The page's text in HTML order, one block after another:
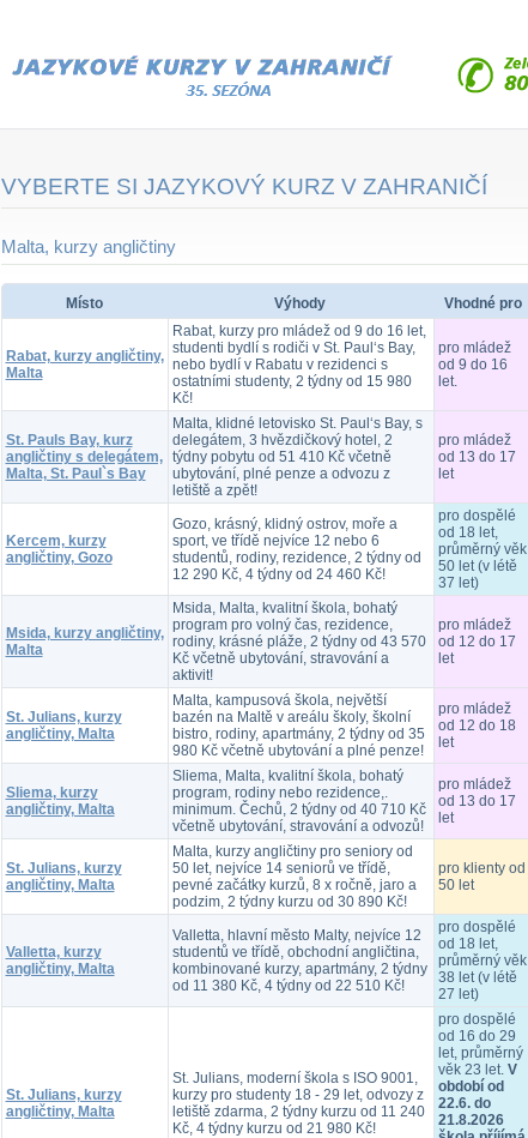
VYBERTE SI JAZYKOVÝ KURZ V ZAHRANIČÍ
Malta, kurzy angličtiny
Místo Výhody Vhodné pro
Rabat, kurzy angličtiny,
Malta
Rabat, kurzy pro mládež od 9 do 16 let,
studenti bydlí s rodiči v St. Paul‘s Bay,
nebo bydlí v Rabatu v rezidenci s
ostatními studenty, 2 týdny od 15 980
Kč!
pro mládež
od 9 do 16
let.
St. Pauls Bay, kurz
angličtiny s delegátem,
Malta, St. Paul`s Bay
Malta, klidné letovisko St. Paul‘s Bay, s
delegátem, 3 hvězdičkový hotel, 2
týdny pobytu od 51 410 Kč včetně
ubytování, plné penze a odvozu z
letiště a zpět!
pro mládež
od 13 do 17
let
Kercem, kurzy
angličtiny, Gozo
Gozo, krásný, klidný ostrov, moře a
sport, ve třídě nejvíce 12 nebo 6
studentů, rodiny, rezidence, 2 týdny od
12 290 Kč, 4 týdny od 24 460 Kč!
pro dospělé
od 18 let,
průměrný věk
50 let (v létě
37 let)
Msida, kurzy angličtiny,
Malta
Msida, Malta, kvalitní škola, bohatý
program pro volný čas, rezidence,
rodiny, krásné pláže, 2 týdny od 43 570
Kč včetně ubytování, stravování a
aktivit!
pro mládež
od 12 do 17
let
St. Julians, kurzy
angličtiny, Malta
Malta, kampusová škola, největší
bazén na Maltě v areálu školy, školní
bistro, rodiny, apartmány, 2 týdny od 35
980 Kč včetně ubytování a plné penze!
pro mládež
od 12 do 18
let
Sliema, kurzy
angličtiny, Malta
Sliema, Malta, kvalitní škola, bohatý
program, rodiny nebo rezidence,.
minimum. Čechů, 2 týdny od 40 710 Kč
včetně ubytování, stravování a odvozů!
pro mládež
od 13 do 17
let
St. Julians, kurzy
angličtiny, Malta
Malta, kurzy angličtiny pro seniory od
50 let, nejvíce 14 seniorů ve třídě,
pevné začátky kurzů, 8 x ročně, jaro a
podzim, 2 týdny kurzu od 30 890 Kč!
pro klienty od
50 let
Valletta, kurzy
angličtiny, Malta
Valletta, hlavní město Malty, nejvíce 12
studentů ve třídě, obchodní angličtina,
kombinované kurzy, apartmány, 2 týdny
od 11 380 Kč, 4 týdny od 22 510 Kč!
pro dospělé
od 18 let,
průměrný věk
38 let (v létě
27 let)
St. Julians, kurzy
angličtiny, Malta
St. Julians, moderní škola s ISO 9001,
kurzy pro studenty 18 - 29 let, odvozy z
letiště zdarma, 2 týdny kurzu od 11 240
Kč, 4 týdny kurzu od 21 980 Kč!
pro dospělé
od 16 do 29
let, průměrný
věk 23 let. V
období od
22.6. do
21.8.2026